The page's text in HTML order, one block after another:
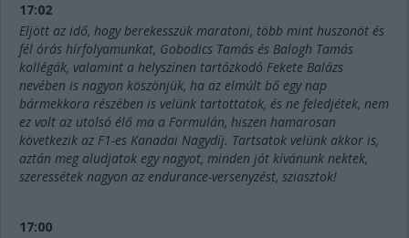
17:02
Eljött az idő, hogy berekesszük maratoni, több mint huszonöt és
fél órás hírfolyamunkat, Gobodics Tamás és Balogh Tamás
kollégák, valamint a helyszínen tartózkodó Fekete Balázs
nevében is nagyon köszönjük, ha az elmúlt bő egy nap
bármekkora részében is velünk tartottatok, és ne feledjétek, nem
ez volt az utolsó élő ma a Formulán, hiszen hamarosan
következik az F1-es Kanadai Nagydíj. Tartsatok velünk akkor is,
aztán meg aludjatok egy nagyot, minden jót kívánunk nektek,
szeressétek nagyon az endurance-versenyzést, sziasztok!
17:00